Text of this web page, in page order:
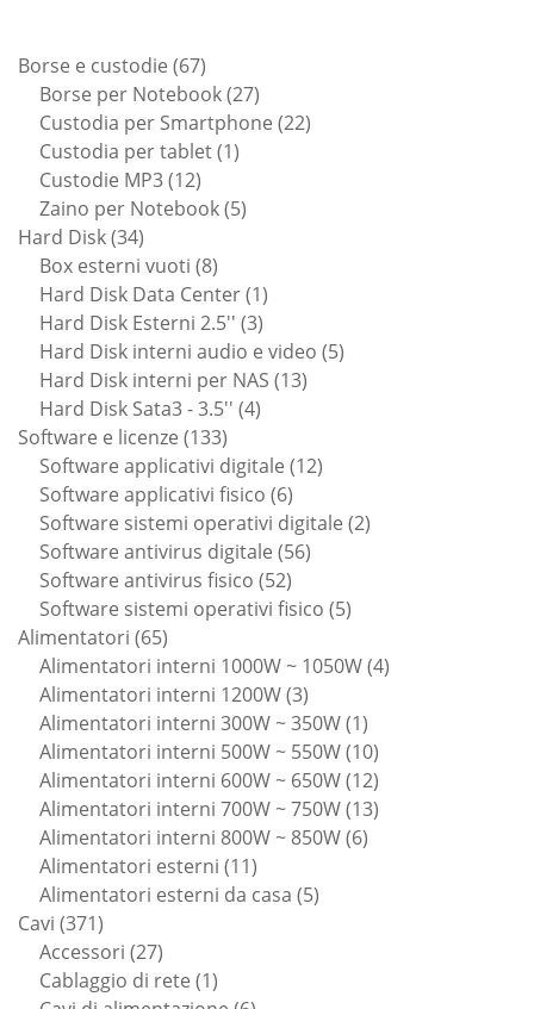
Borse e custodie 6767
prodotti
Borse per Notebook 2727
prodotti
Custodia per Smartphone 2222
Custodia per tablet 11
Custodie MP3 1212
prodotti
Zaino per Notebook 55
Hard Disk 3434
prodotti
Box esterni vuoti 88
prodotti
Hard Disk Data Center 11
prodotto
Hard Disk Esterni 2.5'' 33
prodotti
Hard Disk interni audio e video 55
Hard Disk interni per NAS 1313
Hard Disk Sata3 - 3.5'' 44
Software e licenze 133133
prodotti
Software applicativi digitale 1212
Software applicativi fisico 66
prodotti
Software sistemi operativi digitale 22
Software antivirus digitale 5656
Software antivirus fisico 5252
prodotti
Software sistemi operativi fisico 55
Alimentatori 6565
prodotti
Alimentatori interni 1000W ~ 1050W 44
Alimentatori interni 1200W 33
prodotti
Alimentatori interni 300W ~ 350W 11
prodotto
Alimentatori interni 500W ~ 550W 1010
prodotti
Alimentatori interni 600W ~ 650W 1212
prodotti
Alimentatori interni 700W ~ 750W 1313
Alimentatori interni 800W ~ 850W 66
Alimentatori esterni 1111
prodotti
Alimentatori esterni da casa 55
Cavi 371371
prodotti
Accessori 2727
prodotti
Cablaggio di rete 11